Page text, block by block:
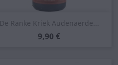
De Ranke Kriek Audenaerde...
Prezzo
9,90 €
Anteprima